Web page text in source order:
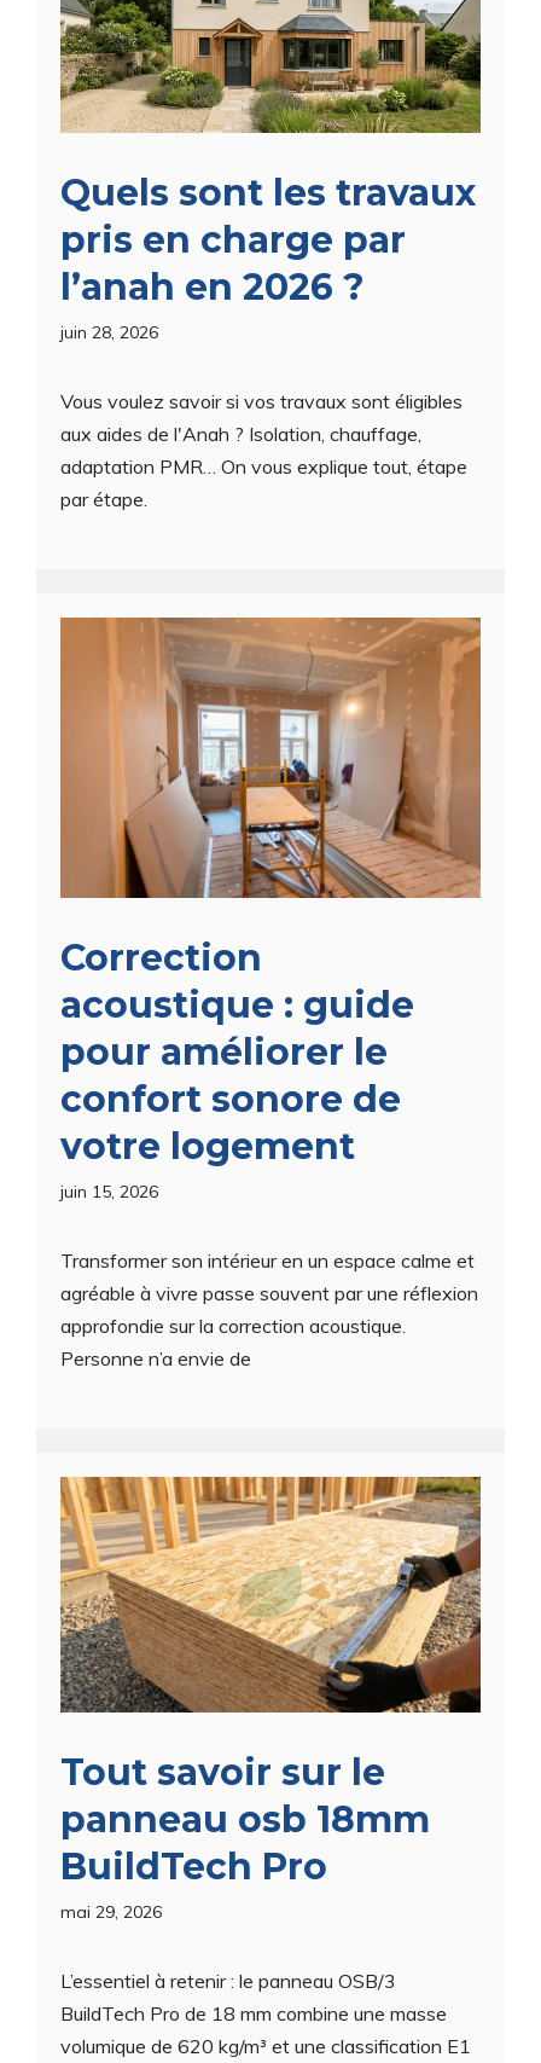
Quels sont les travaux
pris en charge par
l’anah en 2026 ?
juin 28, 2026
Vous voulez savoir si vos travaux sont éligibles
aux aides de l'Anah ? Isolation, chauffage,
adaptation PMR… On vous explique tout, étape
par étape.
Correction
acoustique : guide
pour améliorer le
confort sonore de
votre logement
juin 15, 2026
Transformer son intérieur en un espace calme et
agréable à vivre passe souvent par une réflexion
approfondie sur la correction acoustique.
Personne n’a envie de
Tout savoir sur le
panneau osb 18mm
BuildTech Pro
mai 29, 2026
L’essentiel à retenir : le panneau OSB/3
BuildTech Pro de 18 mm combine une masse
volumique de 620 kg/m³ et une classification E1